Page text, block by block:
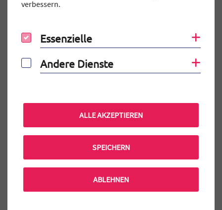
91054, 9 1 0 5 4
Erlangen
Auf einen Blick
Elternportal
Praktikum am MTG
Aktuelle MINT-EC Veranstaltungen
verbessern.
Essenzielle
Essenzielle
Andere Dienste
Andere Dienste
ALLE AKZEPTIEREN
SPEICHERN
ABLEHNEN